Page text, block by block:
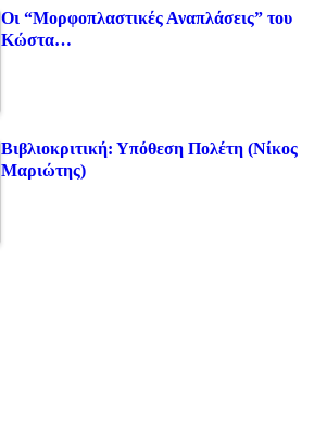
Οι “Μορφοπλαστικές Αναπλάσεις” του
Κώστα…
Βιβλιοκριτική: Υπόθεση Πολέτη (Νίκος
Μαριώτης)